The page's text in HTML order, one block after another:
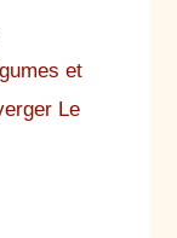
et
Le